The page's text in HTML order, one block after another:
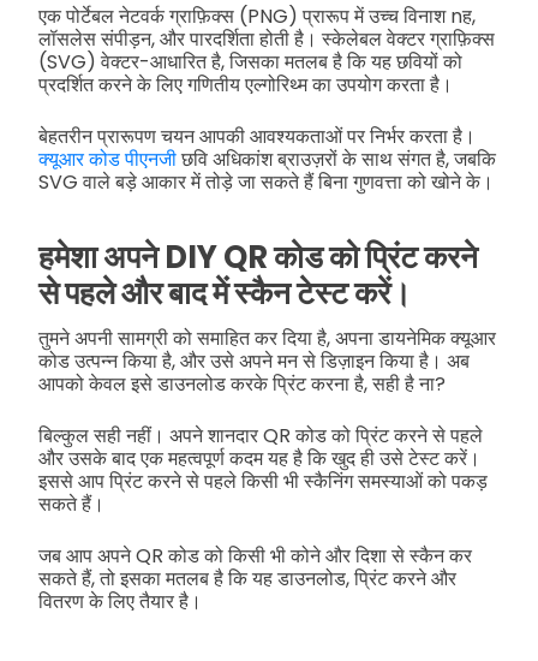
एक पोर्टेबल नेटवर्क ग्राफ़िक्स (PNG) प्रारूप में उच्च विनाश nह,
लॉसलेस संपीड़न, और पारदर्शिता होती है। स्केलेबल वेक्टर ग्राफ़िक्स
(SVG) वेक्टर-आधारित है, जिसका मतलब है कि यह छवियों को
प्रदर्शित करने के लिए गणितीय एल्गोरिथ्म का उपयोग करता है।
बेहतरीन प्रारूपण चयन आपकी आवश्यकताओं पर निर्भर करता है।
क्यूआर कोड पीएनजीछवि अधिकांश ब्राउज़रों के साथ संगत है, जबकि
SVG वाले बड़े आकार में तोड़े जा सकते हैं बिना गुणवत्ता को खोने के।
हमेशा अपने DIY QR कोड को प्रिंट करने
से पहले और बाद में स्कैन टेस्ट करें।
तुमने अपनी सामग्री को समाहित कर दिया है, अपना डायनेमिक क्यूआर
कोड उत्पन्न किया है, और उसे अपने मन से डिज़ाइन किया है। अब
आपको केवल इसे डाउनलोड करके प्रिंट करना है, सही है ना?
बिल्कुल सही नहीं। अपने शानदार QR कोड को प्रिंट करने से पहले
और उसके बाद एक महत्वपूर्ण कदम यह है कि खुद ही उसे टेस्ट करें।
इससे आप प्रिंट करने से पहले किसी भी स्कैनिंग समस्याओं को पकड़
सकते हैं।
जब आप अपने QR कोड को किसी भी कोने और दिशा से स्कैन कर
सकते हैं, तो इसका मतलब है कि यह डाउनलोड, प्रिंट करने और
वितरण के लिए तैयार है।